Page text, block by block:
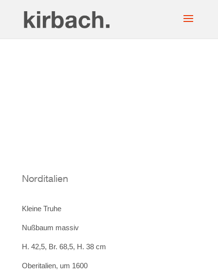
Norditalien
Kleine Truhe
Nußbaum massiv
H. 42,5, Br. 68,5, H. 38 cm
Oberitalien, um 1600